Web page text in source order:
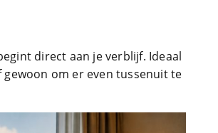
direct aan je verblijf. Ideaal
om er even tussenuit te